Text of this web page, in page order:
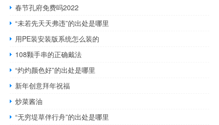
春节孔府免费吗2022
“未若先天天弗违”的出处是哪里
用PE装安装版系统怎么装的
108颗手串的正确戴法
“灼灼颜色好”的出处是哪里
新年创意拜年祝福
炒菜酱油
“无穷堤草伴行舟”的出处是哪里